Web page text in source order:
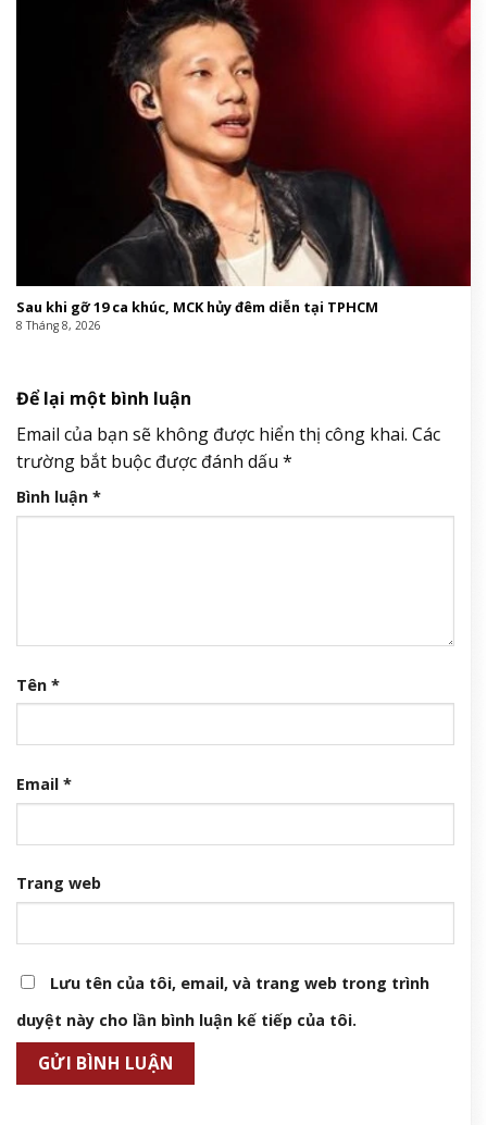
Sau khi gỡ 19 ca khúc, MCK hủy đêm diễn tại TPHCM
8 Tháng 8, 2026
Để lại một bình luận
Email của bạn sẽ không được hiển thị công khai. Các
trường bắt buộc được đánh dấu *
Bình luận *
Tên *
Email *
Trang web
Lưu tên của tôi, email, và trang web trong trình
duyệt này cho lần bình luận kế tiếp của tôi.